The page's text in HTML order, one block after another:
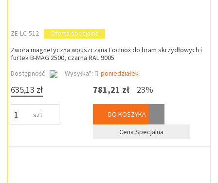
ZE-LC-512
Oferta specjalna
Zwora magnetyczna wpuszczana Locinox do bram skrzydłowych i
furtek B-MAG 2500, czarna RAL 9005
Dostępność
Wysyłka*: poniedziałek
635,13 zł
szt
781,21 zł 23%
DO KOSZYKA
Cena Specjalna